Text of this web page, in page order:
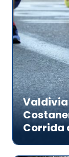
Corrida